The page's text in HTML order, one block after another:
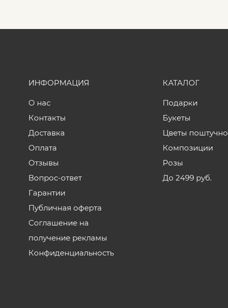
ИНФОРМАЦИЯ
О нас
Контакты
Доставка
Оплата
Отзывы
Вопрос-ответ
Гарантии
Публичная оферта
Соглашение на
получение рекламы
Конфиденциальность
КАТАЛОГ
Подарки
Букеты
Цветы поштучно
Композиции
Розы
До 2499 руб.